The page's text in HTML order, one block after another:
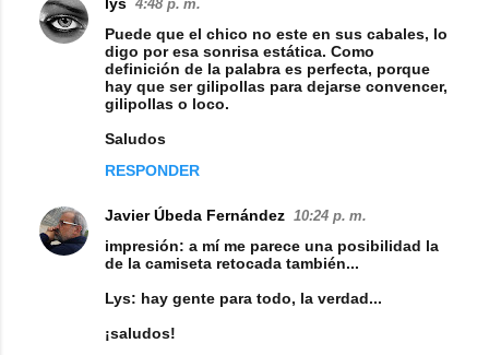
4:48 p. m.
Puede que el chico no este en sus cabales, lo
digo por esa sonrisa estática. Como
definición de la palabra es perfecta, porque
hay que ser gilipollas para dejarse convencer,
gilipollas o loco.
Saludos
RESPONDER
Javier Úbeda Fernández 10:24 p. m.
impresión: a mí me parece una posibilidad la
de la camiseta retocada también...
Lys: hay gente para todo, la verdad...
¡saludos!